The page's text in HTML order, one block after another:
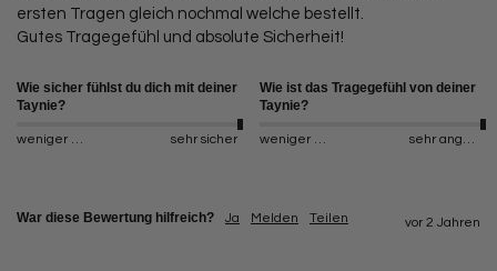
ersten Tragen gleich nochmal welche bestellt.
Gutes Tragegefühl und absolute Sicherheit!
Wie sicher fühlst du dich mit deiner
Taynie?
weniger sicher sehr sicher
Wie ist das Tragegefühl von deiner
Taynie?
weniger angenehm sehr angenehm
War diese Bewertung hilfreich? Ja Melden Teilen vor 2 Jahren